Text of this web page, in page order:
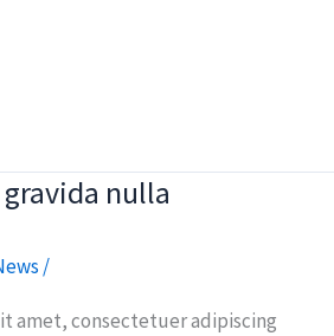
nulla
/
amet, consectetuer adipiscing